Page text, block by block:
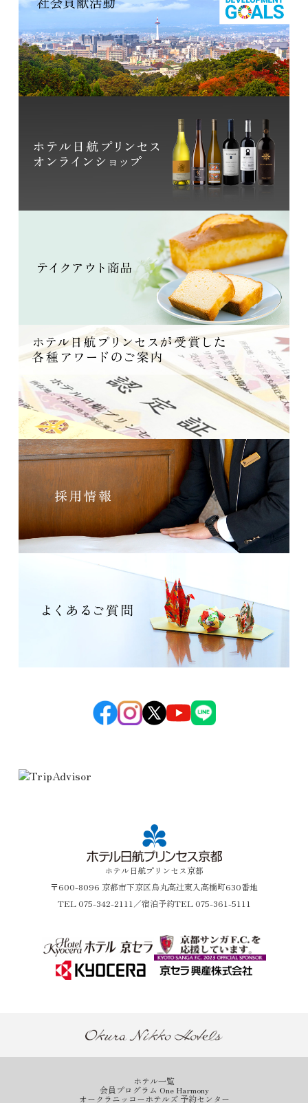
ホテル日航プリンセス京都
〒600-8096 京都市下京区烏丸高辻東入高橋町630番地
TEL075-342-2111 ／宿泊予約TEL 075-361-5111
ホテル一覧
会員プログラム One Harmony
オークラニッコーホテルズ 予約センター